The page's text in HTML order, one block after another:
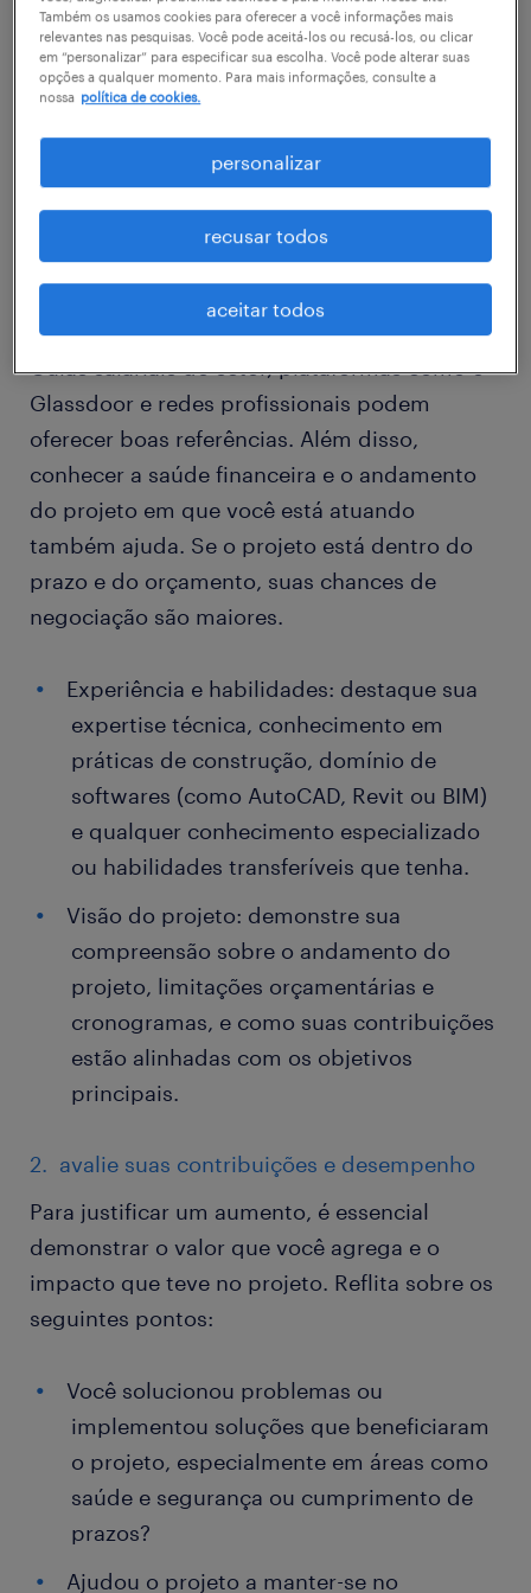
Eles são essenciais para lidar com os desafios
técnicos e garantir que o projeto seja
entregue dentro do prazo e do orçamento. Ao
posicionar como peça fundamental para o
sucesso do projeto.
Para fortalecer seu argumento, pesquise
quanto outros profissionais em funções
semelhantes estão ganhando na sua região.
Guias salariais do setor, plataformas como o
Glassdoor e redes profissionais podem
oferecer boas referências. Além disso,
conhecer a saúde financeira e o andamento
do projeto em que você está atuando
também ajuda. Se o projeto está dentro do
prazo e do orçamento, suas chances de
negociação são maiores.
Experiência e habilidades: destaque sua
expertise técnica, conhecimento em
práticas de construção, domínio de
softwares (como AutoCAD, Revit ou BIM)
e qualquer conhecimento especializado
ou habilidades transferíveis que tenha.
Visão do projeto: demonstre sua
compreensão sobre o andamento do
projeto, limitações orçamentárias e
cronogramas, e como suas contribuições
estão alinhadas com os objetivos
principais.
2. avalie suas contribuições e desempenho
Para justificar um aumento, é essencial
demonstrar o valor que você agrega e o
impacto que teve no projeto. Reflita sobre os
seguintes pontos:
Você solucionou problemas ou
implementou soluções que beneficiaram
o projeto, especialmente em áreas como
saúde e segurança ou cumprimento de
prazos?
Ajudou o projeto a manter-se no
Também os usamos cookies para oferecer a você informações mais
relevantes nas pesquisas. Você pode aceitá-los ou recusá-los, ou clicar
em “personalizar” para especificar sua escolha. Você pode alterar suas
opções a qualquer momento. Para mais informações, consulte a
nossa política de cookies.
personalizar
recusar todos
aceitar todos